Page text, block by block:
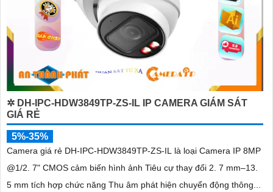
✲ DH-IPC-HDW3849TP-ZS-IL IP CAMERA GIÁM SÁT
GIÁ RẺ
5%-35%
Camera giá rẻ DH-IPC-HDW3849TP-ZS-IL là loại Camera IP 8MP
@1/2. 7" CMOS cảm biến hình ảnh Tiêu cự thay đổi 2. 7 mm–13.
5 mm tích hợp chức năng Thu âm phát hiện chuyển động thông...